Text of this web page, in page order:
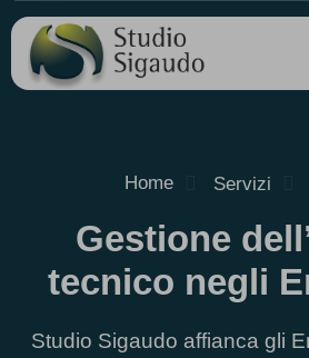
Home Servizi
Gestione
tecnico negli
Studio Sigaudo affianca gli